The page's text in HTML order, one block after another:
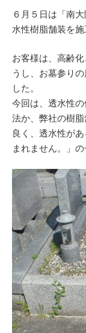
６月５日は「南
水性樹脂舗装を施
お客様は、高齢
うし、お墓参り
した。
今回は、透水性
法か、弊社の樹
良く、透水性が
まれません。」